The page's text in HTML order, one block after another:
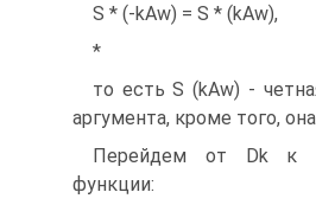
S * (-kAw) = S * (kAw),
*
то есть S (kAw) -
аргумента, кроме того,
Перейдем от Dk к
функции: